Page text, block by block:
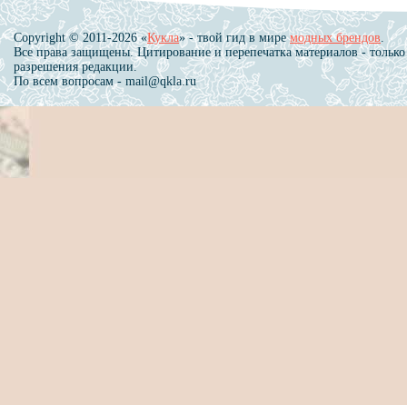
Copyright © 2011-2026 «Кукла» - твой гид в миремодных брендов
Все права защищены. Цитирование и перепечатка материалов - только
разрешения редакции.
По всем вопросам - mail@qkla.ru